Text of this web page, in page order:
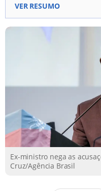
VER RESUMO
Mulher prestou
assédio sexual
Almeida.
Tribunal Federal
sobre o caso. Ex-
após as acusações,
alegando que visavam
Ex-ministro nega as
Cruz/Agência Brasil